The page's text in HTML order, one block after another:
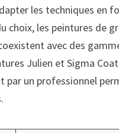
les techniques en
choix, les peintures de
avec des
Julien et Sigma
par un professionnel